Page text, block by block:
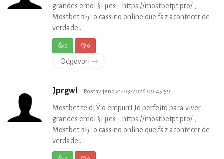
grandes emoГ§Гµes - https://mostbetpt.pro/ ,
Mostbet вЂ“ o cassino online que faz acontecer de
verdade .
👍0 👎0
Odgovori ⇾
Jprgwl Postavljeno 21-03-2026 09:45:59
Mostbet te dГЎ o empurrГЈo perfeito para viver
grandes emoГ§Гµes - https://mostbetpt.pro/ ,
Mostbet вЂ“ o cassino online que faz acontecer de
verdade .